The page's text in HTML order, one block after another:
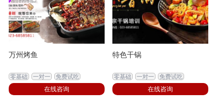
万州烤鱼
零基础 一对一 免费试吃
在线咨询
特色干锅
零基础 一对一 免费试吃
在线咨询